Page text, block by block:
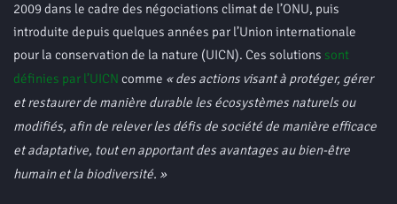
2009 dans le cadre des négociations climat de l’ONU, puis
introduite depuis quelques années par l’Union internationale
pour la conservation de la nature (UICN). Ces solutions sont
définies par l’UICN comme « des actions visant à protéger, gérer
et restaurer de manière durable les écosystèmes naturels ou
modifiés, afin de relever les défis de société de manière efficace
et adaptative, tout en apportant des avantages au bien-être
humain et la biodiversité. »